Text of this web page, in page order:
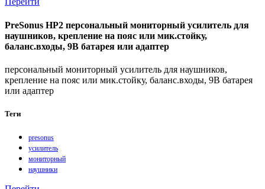
PreSonus HP2 персональный мониторный усилитель для
наушников, крепление на пояс или мик.стойку,
баланс.входы, 9В батарея или адаптер
персональный мониторный усилитель для наушников,
крепление на пояс или мик.стойку, баланс.входы, 9В батарея
или адаптер
Теги
presonus
усилитель
мониторный
наушники